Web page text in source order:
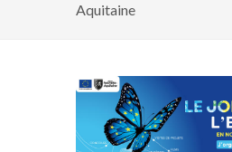
Aquitaine